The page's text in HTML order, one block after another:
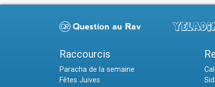
Raccourcis
Paracha de la semaine
Fêtes Juives